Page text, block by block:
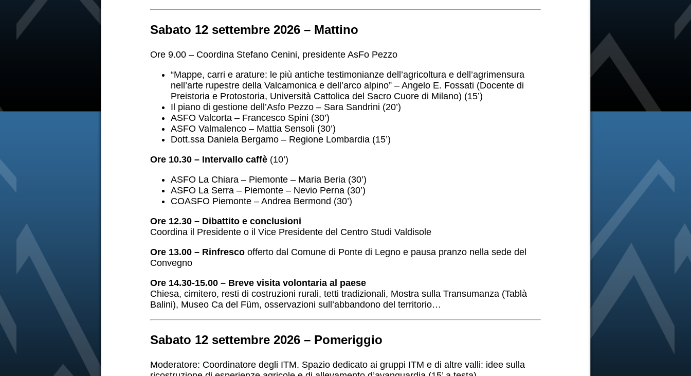
Sabato 12 settembre 2026 – Mattino
Ore 9.00 – Coordina Stefano Cenini, presidente AsFo Pezzo
“Mappe, carri e arature: le più antiche testimonianze dell’agricoltura e dell’agrimensura
nell’arte rupestre della Valcamonica e dell’arco alpino” – Angelo E. Fossati (Docente di
Preistoria e Protostoria, Università Cattolica del Sacro Cuore di Milano) (15’)
Il piano di gestione dell’Asfo Pezzo – Sara Sandrini (20’)
ASFO Valcorta – Francesco Spini (30’)
ASFO Valmalenco – Mattia Sensoli (30’)
Dott.ssa Daniela Bergamo – Regione Lombardia (15’)
Ore 10.30 – Intervallo caffè (10’)
ASFO La Chiara – Piemonte – Maria Beria (30’)
ASFO La Serra – Piemonte – Nevio Perna (30’)
COASFO Piemonte – Andrea Bermond (30’)
Ore 12.30 – Dibattito e conclusioni
Coordina il Presidente o il Vice Presidente del Centro Studi Valdisole
Ore 13.00 – Rinfresco offerto dal Comune di Ponte di Legno e pausa pranzo nella sede del
Convegno
Ore 14.30-15.00 – Breve visita volontaria al paese
Chiesa, cimitero, resti di costruzioni rurali, tetti tradizionali, Mostra sulla Transumanza (Tablà
Balini), Museo Ca del Füm, osservazioni sull’abbandono del territorio…
Sabato 12 settembre 2026 – Pomeriggio
Moderatore: Coordinatore degli ITM. Spazio dedicato ai gruppi ITM e di altre valli: idee sulla